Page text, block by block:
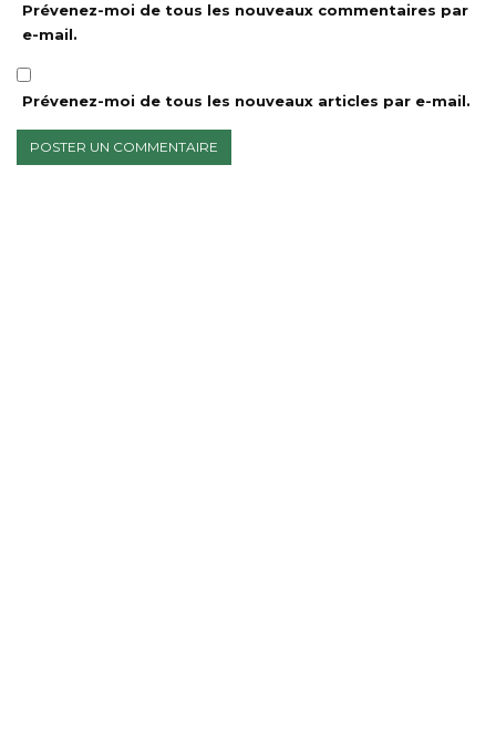
Prévenez-moi de tous les nouveaux commentaires par
e-mail.
Prévenez-moi de tous les nouveaux articles par e-mail.